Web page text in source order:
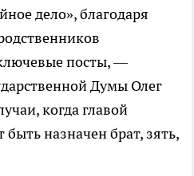
дело», благодаря
посты, —
Думы Олег
когда главой
назначен брат, зять,